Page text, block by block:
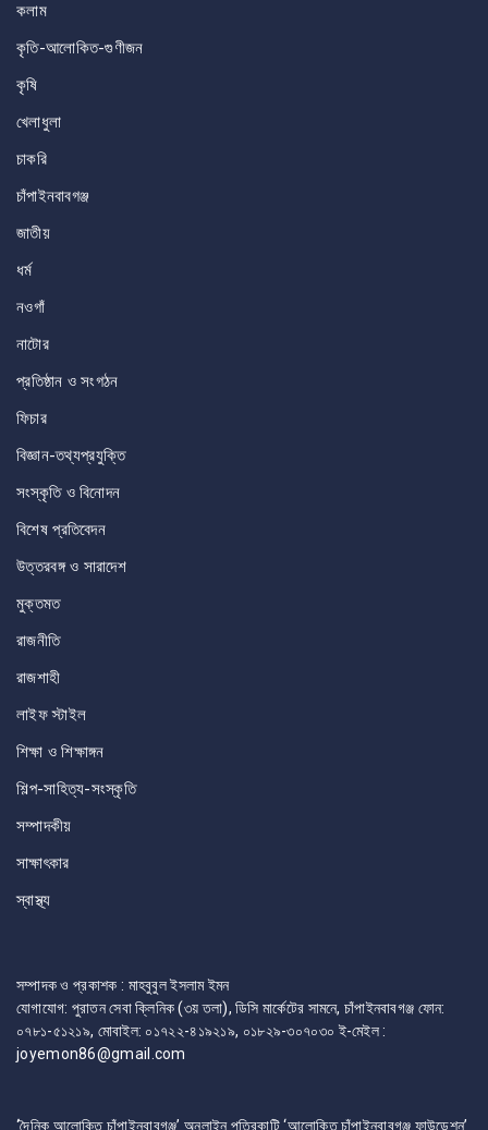
কলাম
কৃতি-আলোকিত-গুণীজন
কৃষি
খেলাধুলা
চাকরি
চাঁপাইনবাবগঞ্জ
জাতীয়
ধর্ম
নওগাঁ
নাটোর
প্রতিষ্ঠান ও সংগঠন
ফিচার
বিজ্ঞান-তথ্যপ্রযুক্তি
সংস্কৃতি ও বিনোদন
বিশেষ প্রতিবেদন
উত্তরবঙ্গ ও সারাদেশ
মুক্তমত
রাজনীতি
রাজশাহী
লাইফ স্টাইল
শিক্ষা ও শিক্ষাঙ্গন
শিল্প-সাহিত্য-সংস্কৃতি
সম্পাদকীয়
সাক্ষাৎকার
স্বাস্থ্য
সম্পাদক ও প্রকাশক : মাহবুবুল ইসলাম ইমন
যোগাযোগ: পুরাতন সেবা ক্লিনিক (৩য় তলা), ডিসি মার্কেটের সামনে, চাঁপাইনবাবগঞ্জ ফোন:
০৭৮১-৫১২১৯, মোবাইল: ০১৭২২-৪১৯২১৯, ০১৮২৯-৩০৭০৩০ ই-মেইল :
joyemon86@gmail.com
‘দৈনিক আলোকিত চাঁপাইনবাবগঞ্জ’ অনলাইন পত্রিকাটি ‘আলোকিত চাঁপাইনবাবগঞ্জ ফাউন্ডেশন’